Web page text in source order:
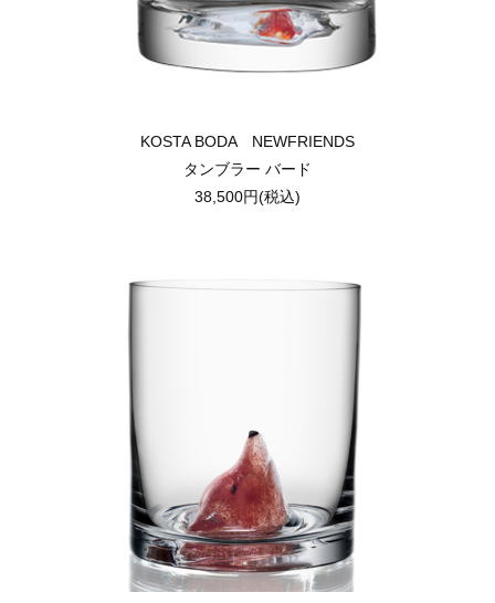
KOSTA BODA NEWFRIENDS
タンブラー バード
38,500円(税込)